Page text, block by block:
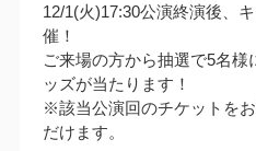
12/1(火)17:30公演終演後、
催！
ご来場の方から抽選で5名
ッズが当たります！
※該当公演回のチケットを
だけます。